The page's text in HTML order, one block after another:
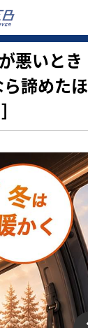
悪いとき
諦めたほ